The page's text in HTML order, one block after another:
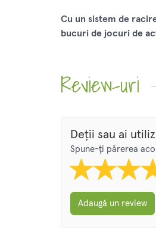
Cu un sistem de
bucuri de jocuri de
Review-uri
Deții sau ai
Spune-ți părerea
Adaugă un review